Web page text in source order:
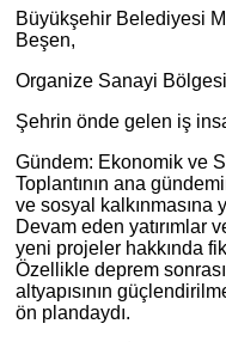
Büyükşehir Belediyesi
Beşen,
Organize Sanayi
Şehrin önde gelen iş
Gündem: Ekonomik ve
Toplantının ana
ve sosyal
Devam eden yatırımlar
yeni projeler hakkında
Özellikle deprem
altyapısının
ön plandaydı.